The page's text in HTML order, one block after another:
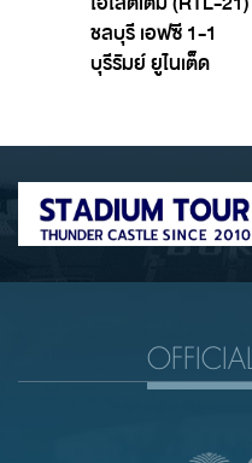
ชลบุรี เอฟซี 1-1
บุรีรัมย์ ยูไนเต็ด